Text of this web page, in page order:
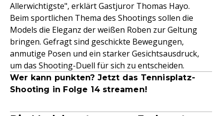
Allerwichtigste", erklärt Gastjuror Thomas Hayo.
Beim sportlichen Thema des Shootings sollen die
Models die Eleganz der weißen Roben zur Geltung
bringen. Gefragt sind geschickte Bewegungen,
anmutige Posen und ein starker Gesichtsausdruck,
um das Shooting-Duell für sich zu entscheiden.
Wer kann punkten? Jetzt das Tennisplatz-
Shooting in Folge 14 streamen!